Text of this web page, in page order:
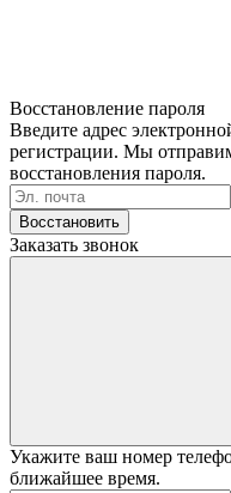
Восстановление пароля
Введите адрес
регистрации. Мы
восстановления пароля.
Восстановить
Заказать звонок
Укажите ваш номер
ближайшее время.